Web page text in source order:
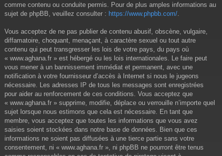
comme contenu ou conduite permis. Pour de plus amples informations au
sujet de phpBB, veuillez consulter : https://www.phpbb.com/
Vous acceptez de ne pas publier de contenu abusif, obscène, vulgaire,
diffamatoire, choquant, menaçant, à caractère sexuel ou tout autre
contenu qui peut transgresser les lois de votre pays, du pays où
« www.aghana.fr » est hébergé ou les lois internationales. Le faire peut
vous mener à un bannissement immédiat et permanent, avec une
notification à votre fournisseur d’accès à Internet si nous le jugeons
nécessaire. Les adresses IP de tous les messages sont enregistrées
pour aider au renforcement de ces conditions. Vous acceptez que
« www.aghana.fr » supprime, modifie, déplace ou verrouille n’importe quel
sujet lorsque nous estimons que cela est nécessaire. En tant que
membre, vous acceptez que toutes les informations que vous avez
saisies soient stockées dans notre base de données. Bien que ces
informations ne soient pas diffusées à une tierce partie sans votre
consentement, ni « www.aghana.fr », ni phpBB ne pourront être tenus